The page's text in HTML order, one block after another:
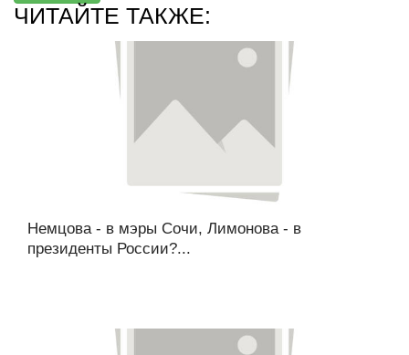
ЧИТАЙТЕ ТАКЖЕ:
Немцова - в мэры Сочи, Лимонова - в
президенты России?...